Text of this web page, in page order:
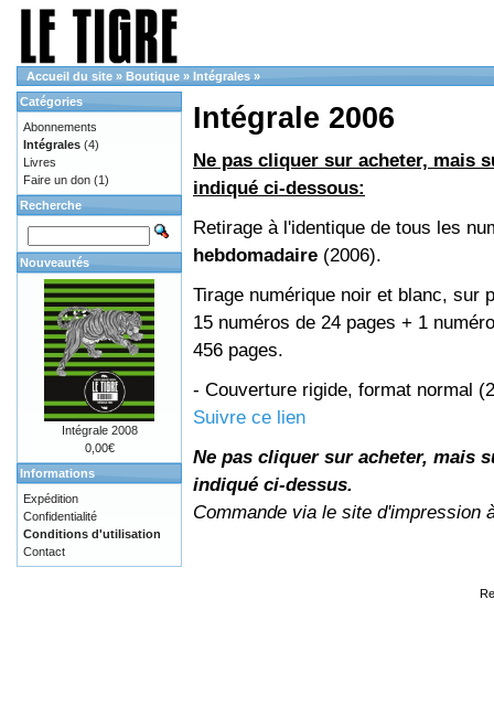
Accueil du site » Boutique » Intégrales »
Intégrale 2006
Ne pas cliquer sur acheter, mais
indiqué ci-dessous:
Retirage à l'identique de tous les
hebdomadaire (2006).
Tirage numérique noir et blanc, sur
15 numéros de 24 pages + 1
456 pages.
- Couverture rigide, format normal
Suivre ce lien
Ne pas cliquer sur acheter, mais
indiqué ci-dessus.
Commande via le site d'impression
Catégories
Abonnements
Intégrales (4)
Livres
Faire un don (1)
Recherche
Nouveautés
Intégrale 2008
0,00€
Informations
Expédition
Confidentialité
Conditions d'utilisation
Contact